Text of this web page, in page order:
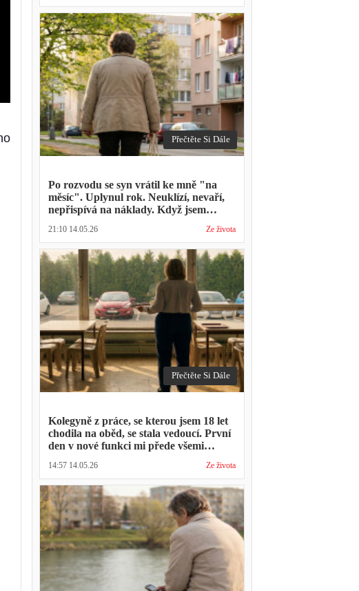
Přečtěte Si Dále
Po rozvodu se syn vrátil ke mně "na
měsíc". Uplynul rok. Neuklízí, nevaří,
nepřispívá na náklady. Když jsem
přece nevyhodíš vlastní dítě."
21:10 14.05.26 Ze života
Přečtěte Si Dále
Kolegyně z práce, se kterou jsem 18 let
chodila na oběd, se stala vedoucí. První
den v nové funkci mi přede všemi
Přestávka trvala stejně jako vždycky
14:57 14.05.26 Ze života